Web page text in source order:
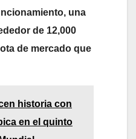
una
de 12,000
de mercado que
historia con
en el quinto